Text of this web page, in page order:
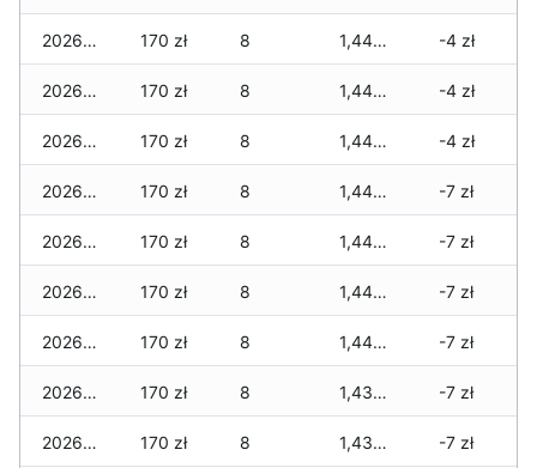
2026-02-14 170 zł 8 1,440 zł -4 zł
2026-02-13 170 zł 8 1,440 zł -4 zł
2026-02-12 170 zł 8 1,440 zł -4 zł
2026-02-11 170 zł 8 1,440 zł -7 zł
2026-02-10 170 zł 8 1,440 zł -7 zł
2026-02-09 170 zł 8 1,440 zł -7 zł
2026-02-08 170 zł 8 1,440 zł -7 zł
2026-02-07 170 zł 8 1,430 zł -7 zł
2026-02-06 170 zł 8 1,430 zł -7 zł